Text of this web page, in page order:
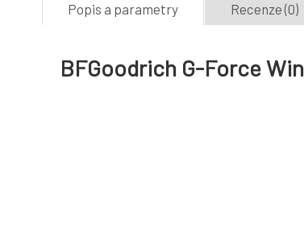
Popis a parametry Recenze (0)
BFGoodrich G-Force